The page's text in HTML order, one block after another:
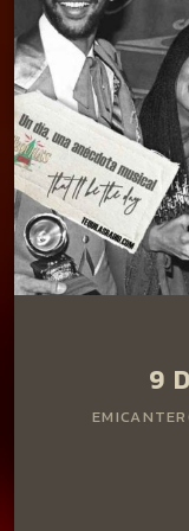
sencillo Monster
gusto. Un día,
levantará el veto y
el puesto nro. 3
9